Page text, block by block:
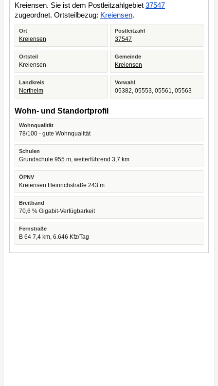
Kreiensen. Sie ist dem Postleitzahlgebiet 37547
zugeordnet. Ortsteilbezug: Kreiensen.
Ort
Kreiensen
Postleitzahl
37547
Ortsteil
Kreiensen
Gemeinde
Kreiensen
Landkreis
Northeim
Vorwahl
05382, 05553, 05561, 05563
Wohn- und Standortprofil
Wohnqualität
78/100 - gute Wohnqualität
Schulen
Grundschule 955 m, weiterführend 3,7 km
ÖPNV
Kreiensen Heinrichstraße 243 m
Breitband
70,6 % Gigabit-Verfügbarkeit
Fernstraße
B 64 7,4 km, 6.646 Kfz/Tag